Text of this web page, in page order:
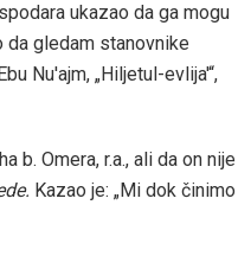
ukazao da ga mogu
da gledam stanovnike
Nu'ajm, „Hiljetul-evlija'“,
b. Omera, r.a., ali da on nije
Kazao je: „Mi dok činimo